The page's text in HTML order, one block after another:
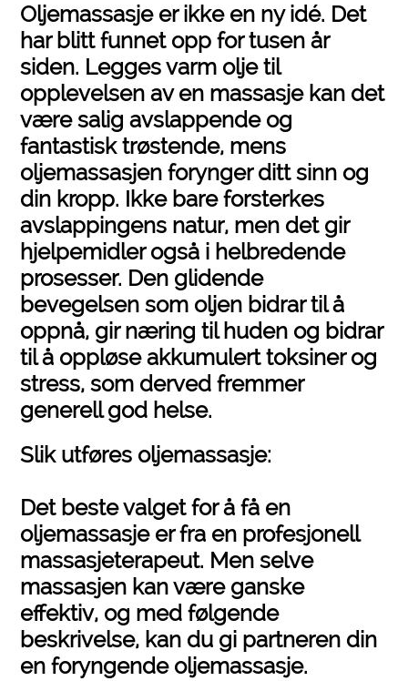
Oljemassasje er ikke en ny idé. Det
har blitt funnet opp for tusen år
siden. Legges varm olje til
opplevelsen av en massasje kan det
være salig avslappende og
fantastisk trøstende, mens
oljemassasjen forynger ditt sinn og
din kropp. Ikke bare forsterkes
avslappingens natur, men det gir
hjelpemidler også i helbredende
prosesser. Den glidende
bevegelsen som oljen bidrar til å
oppnå, gir næring til huden og bidrar
til å oppløse akkumulert toksiner og
stress, som derved fremmer
generell god helse.
Slik utføres oljemassasje:
Det beste valget for å få en
oljemassasje er fra en profesjonell
massasjeterapeut. Men selve
massasjen kan være ganske
effektiv, og med følgende
beskrivelse, kan du gi partneren din
en foryngende oljemassasje.